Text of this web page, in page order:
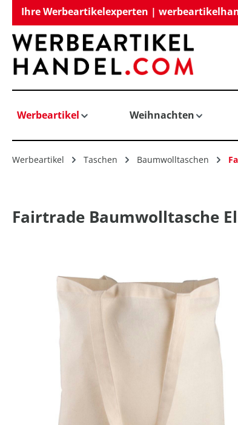
Zur Hauptnavigation springen
Ihre Werbeartikelexperten |
Werbeartikel Weihnachten
Werbeartikel Taschen Baumwolltaschen
Fairtrade Baumwolltasche